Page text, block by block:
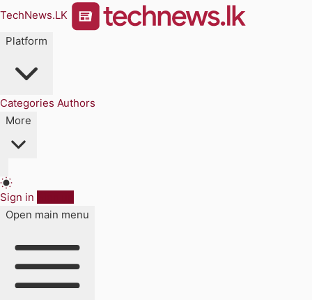
TechNews.LK
Platform
Categories Authors
More
Sign in
Open main menu